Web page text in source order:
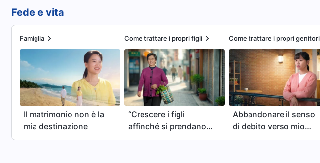
fenomeno astronomico
o un avvertimento
Fede e vita
Famiglia
Il matrimonio non è la
mia destinazione
Come trattare i propri figli
“Crescere i figli
affinché si prendano
cura di te nella
Come trattare i propri genitori
Abbandonare il senso
di debito verso mio
padre